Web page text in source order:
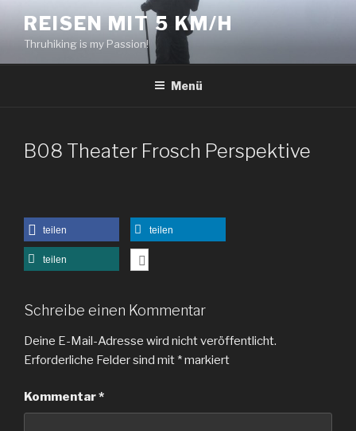
Inhalt
springen
REISEN MIT 5 KM/H
Thruhiking is my Passion!
Menü
B08 Theater Frosch Perspektive
teilen teilen
teilen
Schreibe einen Kommentar
Deine E-Mail-Adresse wird nicht veröffentlicht.
Erforderliche Felder sind mit *markiert
Kommentar*